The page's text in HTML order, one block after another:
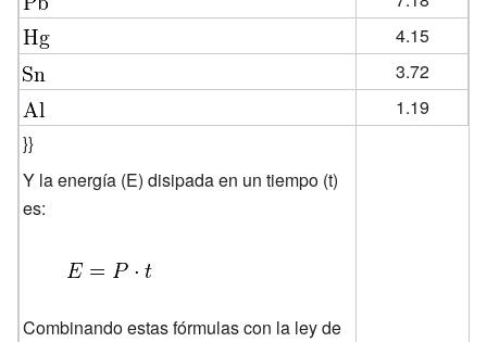
4.15
3.72
1.19
}}
Y la energía (E) disipada en un tiempo (t)
es:
Combinando estas fórmulas con la ley de